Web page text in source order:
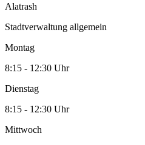
Alatrash
Stadtverwaltung allgemein
Montag
8:15 - 12:30 Uhr
Dienstag
8:15 - 12:30 Uhr
Mittwoch